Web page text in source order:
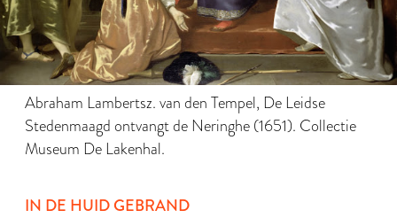
Abraham Lambertsz. van den Tempel, De Leidse
Stedenmaagd ontvangt de Neringhe (1651). Collectie
Museum De Lakenhal.
IN DE HUID GEBRAND